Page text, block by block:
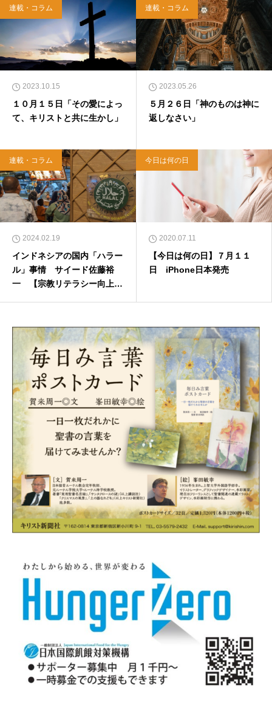
連載・コラム
2023.10.15
１０月１５日「その愛によっ
て、キリストと共に生かし」
連載・コラム
2023.05.26
５月２６日「神のものは神に
返しなさい」
連載・コラム
2024.02.19
インドネシアの国内「ハラー
ル」事情 サイード佐藤裕
一 【宗教リテラシー向上委
今日は何の日
2020.07.11
【今日は何の日】７月１１
日 iPhone日本発売